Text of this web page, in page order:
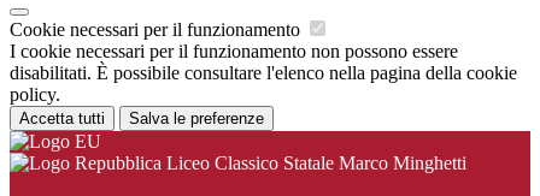
Cookie necessari per il funzionamento
I cookie necessari per il funzionamento non possono essere
disabilitati. È possibile consultare l'elenco nella pagina della cookie
policy.
Accetta tutti Salva le preferenze
Liceo Classico Statale Marco Minghetti